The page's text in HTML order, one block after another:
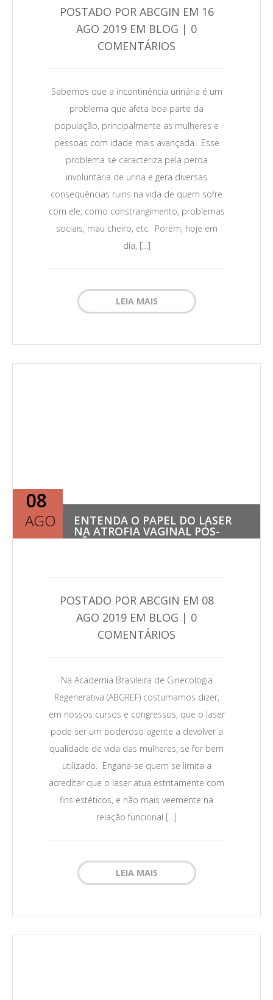
Leia Mais →
POSTADO POR ABCGIN EM 16
AGO 2019 EM BLOG | 0
COMENTÁRIOS
Sabemos que a incontinência urinária é um
problema que afeta boa parte da
população, principalmente as mulheres e
pessoas com idade mais avançada. Esse
problema se caracteriza pela perda
involuntária de urina e gera diversas
consequências ruins na vida de quem sofre
com ele, como constrangimento, problemas
sociais, mau cheiro, etc. Porém, hoje em
dia, […]
LEIA MAIS
08
AGO ENTENDA O PAPEL DO LASER
NA ATROFIA VAGINAL PÓS-
CÂNCER
Leia Mais →
POSTADO POR ABCGIN EM 08
AGO 2019 EM BLOG | 0
COMENTÁRIOS
Na Academia Brasileira de Ginecologia
Regenerativa (ABGREF) costumamos dizer,
em nossos cursos e congressos, que o laser
pode ser um poderoso agente a devolver a
qualidade de vida das mulheres, se for bem
utilizado. Engana-se quem se limita a
acreditar que o laser atua estritamente com
fins estéticos, e não mais veemente na
relação funcional […]
LEIA MAIS